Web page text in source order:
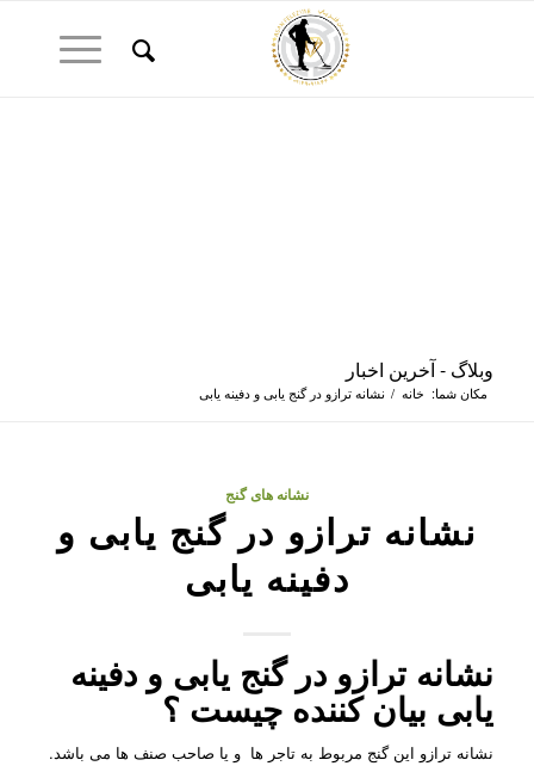
وبلاگ - آخرین اخبار
مکان شما: خانه / نشانه ترازو در گنج یابی و دفینه یابی
نشانه های گنج
نشانه ترازو در گنج یابی و
دفینه یابی
نشانه ترازو در گنج یابی و دفینه
یابی بیان کننده چیست ؟
نشانه ترازو این گنج مربوط به تاجر ها و یا صاحب صنف ها می باشد.